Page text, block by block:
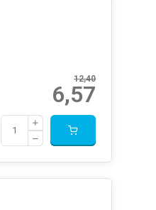
12,40
6,57